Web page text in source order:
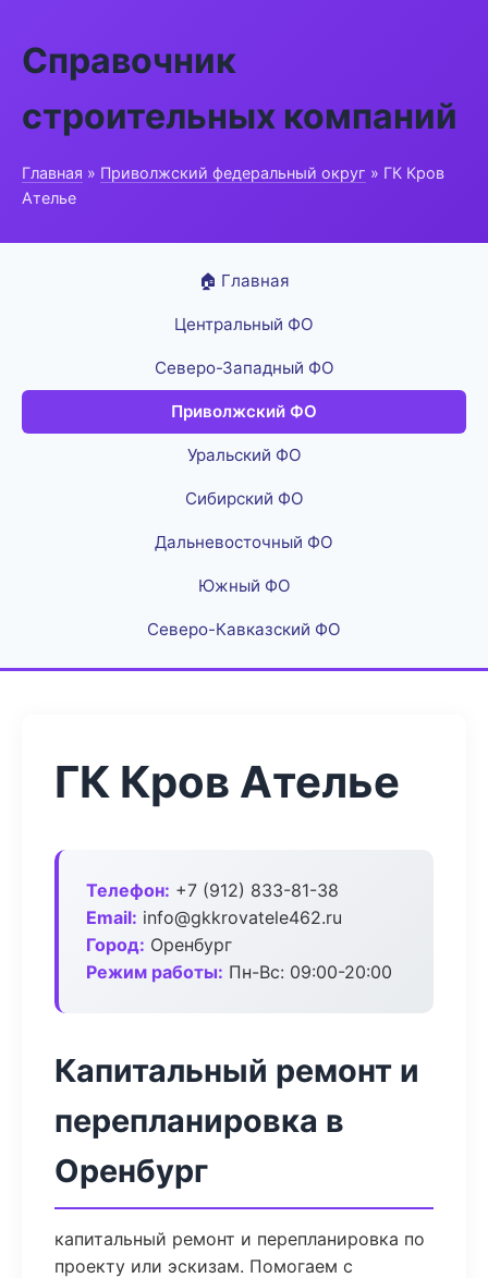
Справочник
строительных компаний
Главная » Приволжский федеральный округ » ГК Кров
Ателье
🏠 Главная
Центральный ФО
Северо-Западный ФО
Приволжский ФО
Уральский ФО
Сибирский ФО
Дальневосточный ФО
Южный ФО
Северо-Кавказский ФО
ГК Кров Ателье
Телефон: +7 (912) 833-81-38
Email: info@gkkrovatele462.ru
Город: Оренбург
Режим работы: Пн-Вс: 09:00-20:00
Капитальный ремонт и
перепланировка в
Оренбург
капитальный ремонт и перепланировка по
проекту или эскизам. Помогаем с